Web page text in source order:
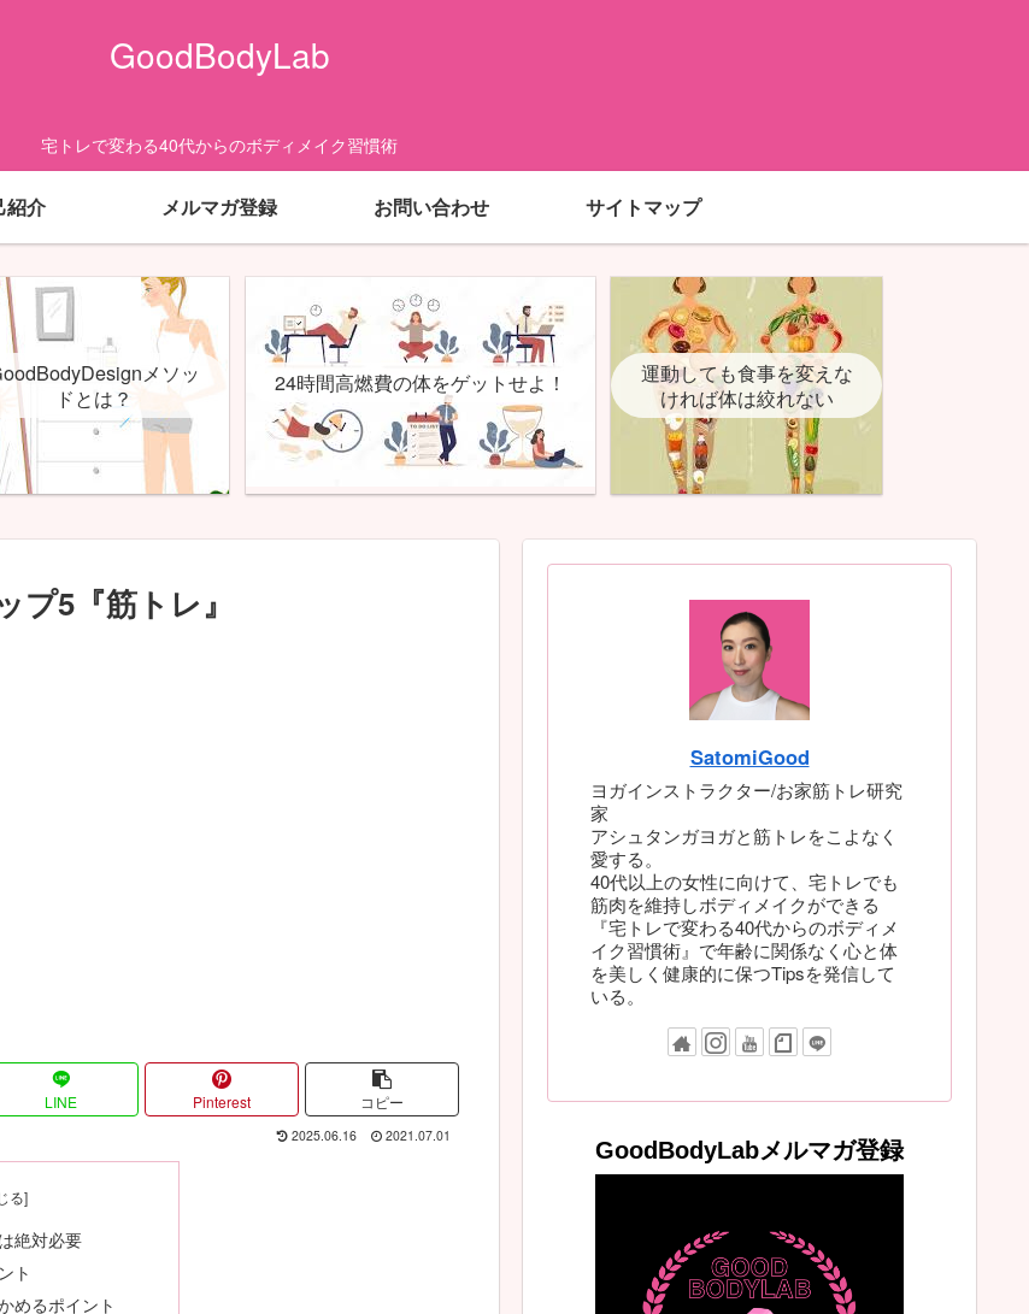
GoodBodyLab
宅トレで変わる40代からのボディメイク習慣術
紹介 メルマガ登録 お問い合わせ サイトマップ
メソッ
ドとは？
24時間高燃費の体をゲットせよ！
運動しても食事を変えな
ければ体は絞れない
5『筋トレ』
LINE Pinterest コピー
2025.06.16 2021.07.01
絶対必要
ト
めるポイント
SatomiGood
ヨガインストラクター/お家筋トレ研究
家
アシュタンガヨガと筋トレをこよなく
愛する。
40代以上の女性に向けて、宅トレでも
筋肉を維持しボディメイクができる
『宅トレで変わる40代からのボディメ
イク習慣術』で年齢に関係なく心と体
を美しく健康的に保つTipsを発信して
いる。
GoodBodyLabメルマガ登録